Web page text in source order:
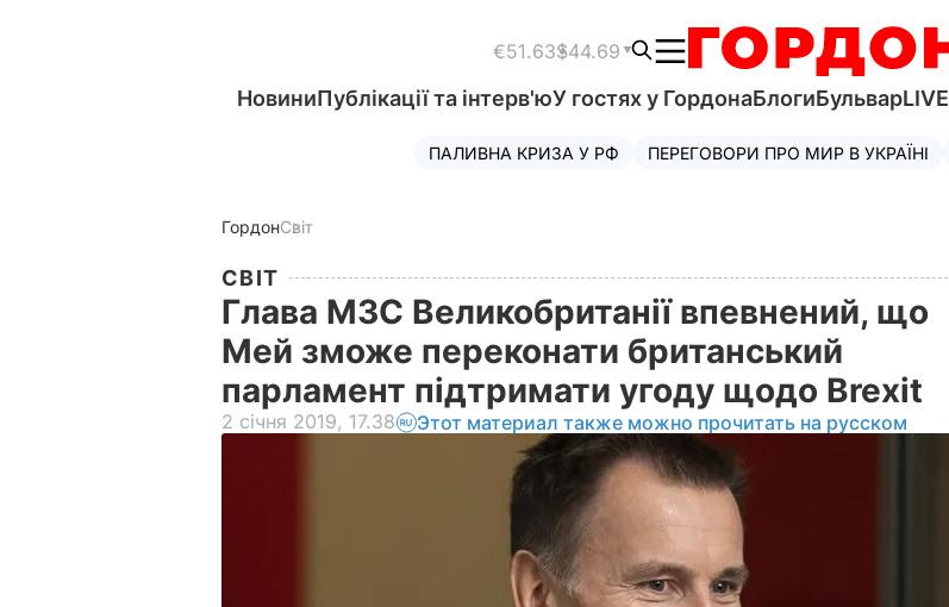
€51.63$44.69
НовиниПублікації та інтерв'юУ гостях у ГордонаБлогиБульварLIVE
ПАЛИВНА КРИЗА У РФ ПЕРЕГОВОРИ ПРО МИР В УКРАЇНІ
ГордонСвіт
СВІТ
Глава МЗС Великобританії впевнений, що
Мей зможе переконати британський
парламент підтримати угоду щодо Brexit
2 січня 2019, 17.38 Этот материал также можно прочитать на русском